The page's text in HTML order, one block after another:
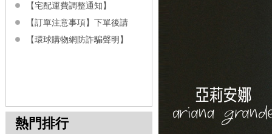
【宅配運費調整通知】
【訂單注意事項】下單後請
【環球購物網防詐騙聲明】
熱門排行